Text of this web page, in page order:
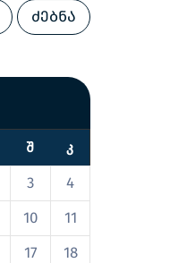
Შ Კ
3
4
10
11
17
18